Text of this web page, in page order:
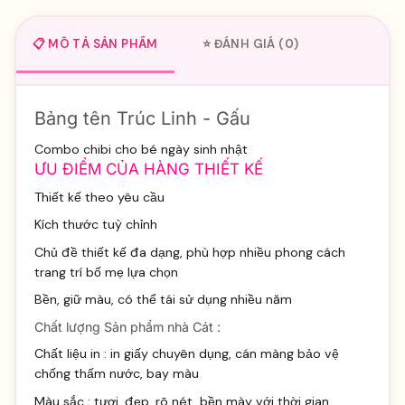
📋 MÔ TẢ SẢN PHẨM ⭐ ĐÁNH GIÁ (0)
Bảng tên Trúc Linh - Gấu
Combo chibi cho bé ngày sinh nhật
ƯU ĐIỂM CỦA HÀNG THIẾT KẾ
Thiết kế theo yêu cầu
Kích thước tuỳ chỉnh
Chủ đề thiết kế đa dạng, phù hợp nhiều phong cách
trang trí bố mẹ lựa chọn
Bền, giữ màu, có thể tái sử dụng nhiều năm
Chất lượng Sản phẩm nhà Cát :
Chất liệu in : in giấy chuyên dụng, cán màng bảo vệ
chống thấm nước, bay màu
Màu sắc : tươi, đẹp, rõ nét, bền mày với thời gian